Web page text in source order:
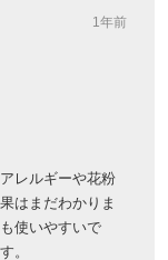
1年前
レルギーや花粉
はまだわかりま
使いやすいで
。